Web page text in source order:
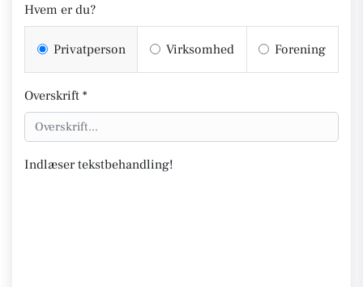
Hvem er du?
Privatperson Virksomhed Forening
Overskrift *
Indlæser tekstbehandling!